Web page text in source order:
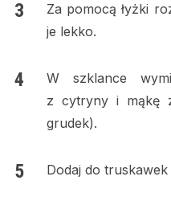
Za pomocą łyżki
je lekko.
W szklance
z cytryny i mąkę
grudek).
Dodaj do